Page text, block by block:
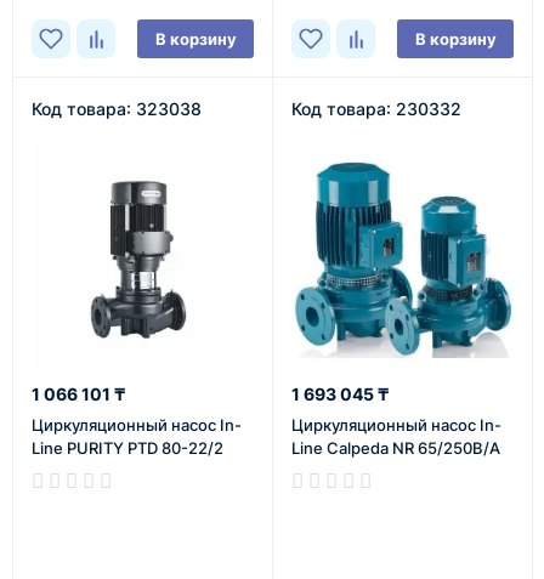
В корзину В корзину
Код товара: 323038
1 066 101 ₸
Циркуляционный насос In-
Line PURITY PTD 80-22/2
Код товара: 230332
1 693 045 ₸
Циркуляционный насос In-
Line Calpeda NR 65/250B/A